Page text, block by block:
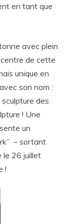
en tant que
avec plein
de cette
unique en
son nom :
des
! Une
un
– sortant
le 26 juillet
!